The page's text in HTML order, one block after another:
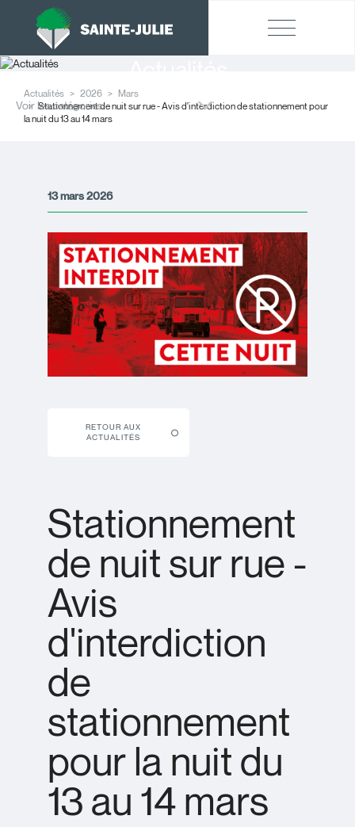
Actualités 2026
Mars
Stationnement de nuit sur rue - Avis d'interdiction de stationnement pour
la nuit du 13 au 14 mars
Voir les catégories
13 mars 2026
RETOUR AUX
ACTUALITÉS
Stationnement
de nuit sur rue -
Avis
d'interdiction
de
stationnement
pour la nuit du
13 au 14 mars